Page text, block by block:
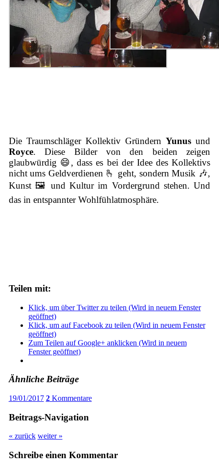
Die Traumschläger Kollektiv GründernYunus und
Royce. Diese Bilder von den beiden zeigen
glaubwürdig 😄, dass es bei der Idee des Kollektivs
nicht ums Geldverdienen 🫰 geht, sondern Musik 🎶,
Kunst 🖼️ und Kultur im Vordergrund stehen. Und
das in entspannter Wohlfühlatmosphäre.
Teilen mit:
Klick, um über Twitter zu teilen (Wird in neuem Fenster
geöffnet)
Klick, um auf Facebook zu teilen (Wird in neuem Fenster
geöffnet)
Zum Teilen auf Google+ anklicken (Wird in neuem
Fenster geöffnet)
Ähnliche Beiträge
19/01/2017 2Kommentare
Beitrags-Navigation
« zurück weiter »
Schreibe einen Kommentar